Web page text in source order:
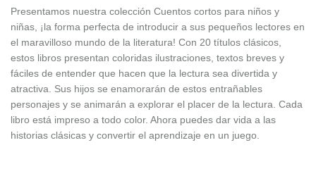
Presentamos nuestra colección Cuentos cortos para niños y
niñas, ¡la forma perfecta de introducir a sus pequeños lectores en
el maravilloso mundo de la literatura! Con 20 títulos clásicos,
estos libros presentan coloridas ilustraciones, textos breves y
fáciles de entender que hacen que la lectura sea divertida y
atractiva. Sus hijos se enamorarán de estos entrañables
personajes y se animarán a explorar el placer de la lectura. Cada
libro está impreso a todo color. Ahora puedes dar vida a las
historias clásicas y convertir el aprendizaje en un juego.